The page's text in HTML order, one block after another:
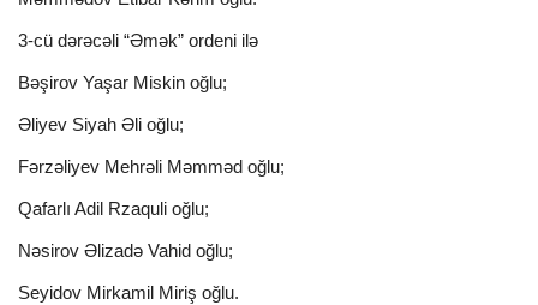
3-cü dərəcəli “Əmək” ordeni ilə
Bəşirov Yaşar Miskin oğlu;
Əliyev Siyah Əli oğlu;
Fərzəliyev Mehrəli Məmməd oğlu;
Qafarlı Adil Rzaquli oğlu;
Nəsirov Əlizadə Vahid oğlu;
Seyidov Mirkamil Miriş oğlu.